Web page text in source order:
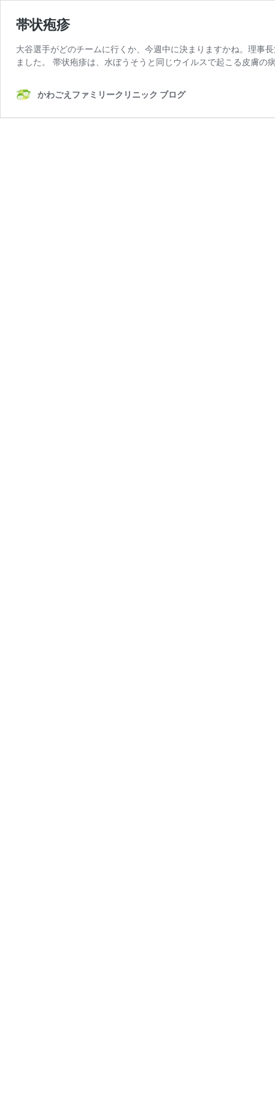
帯状疱疹
大谷選手がどのチームに行くか、今週中に決まりますかね。理事
ました。 帯状疱疹は、水ぼうそうと同じウイルスで起こる皮膚
かわごえファミリークリニック ブログ